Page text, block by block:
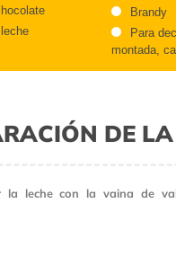
Brandy
Para
montada,
DE
la leche con la vaina de